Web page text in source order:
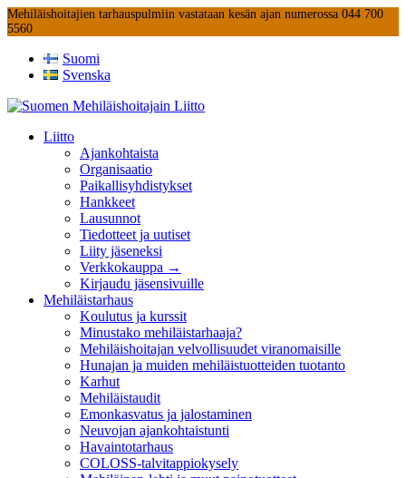
Mehiläishoitajien tarhauspulmiin vastataan kesän ajan numerossa 044 700
5560
Suomi
Svenska
Liitto
Ajankohtaista
Organisaatio
Paikallisyhdistykset
Hankkeet
Lausunnot
Tiedotteet ja uutiset
Liity jäseneksi
Verkkokauppa →
Kirjaudu jäsensivuille
Mehiläistarhaus
Koulutus ja kurssit
Minustako mehiläistarhaaja?
Mehiläishoitajan velvollisuudet viranomaisille
Hunajan ja muiden mehiläistuotteiden tuotanto
Karhut
Mehiläistaudit
Emonkasvatus ja jalostaminen
Neuvojan ajankohtaistunti
Havaintotarhaus
COLOSS-talvitappiokysely